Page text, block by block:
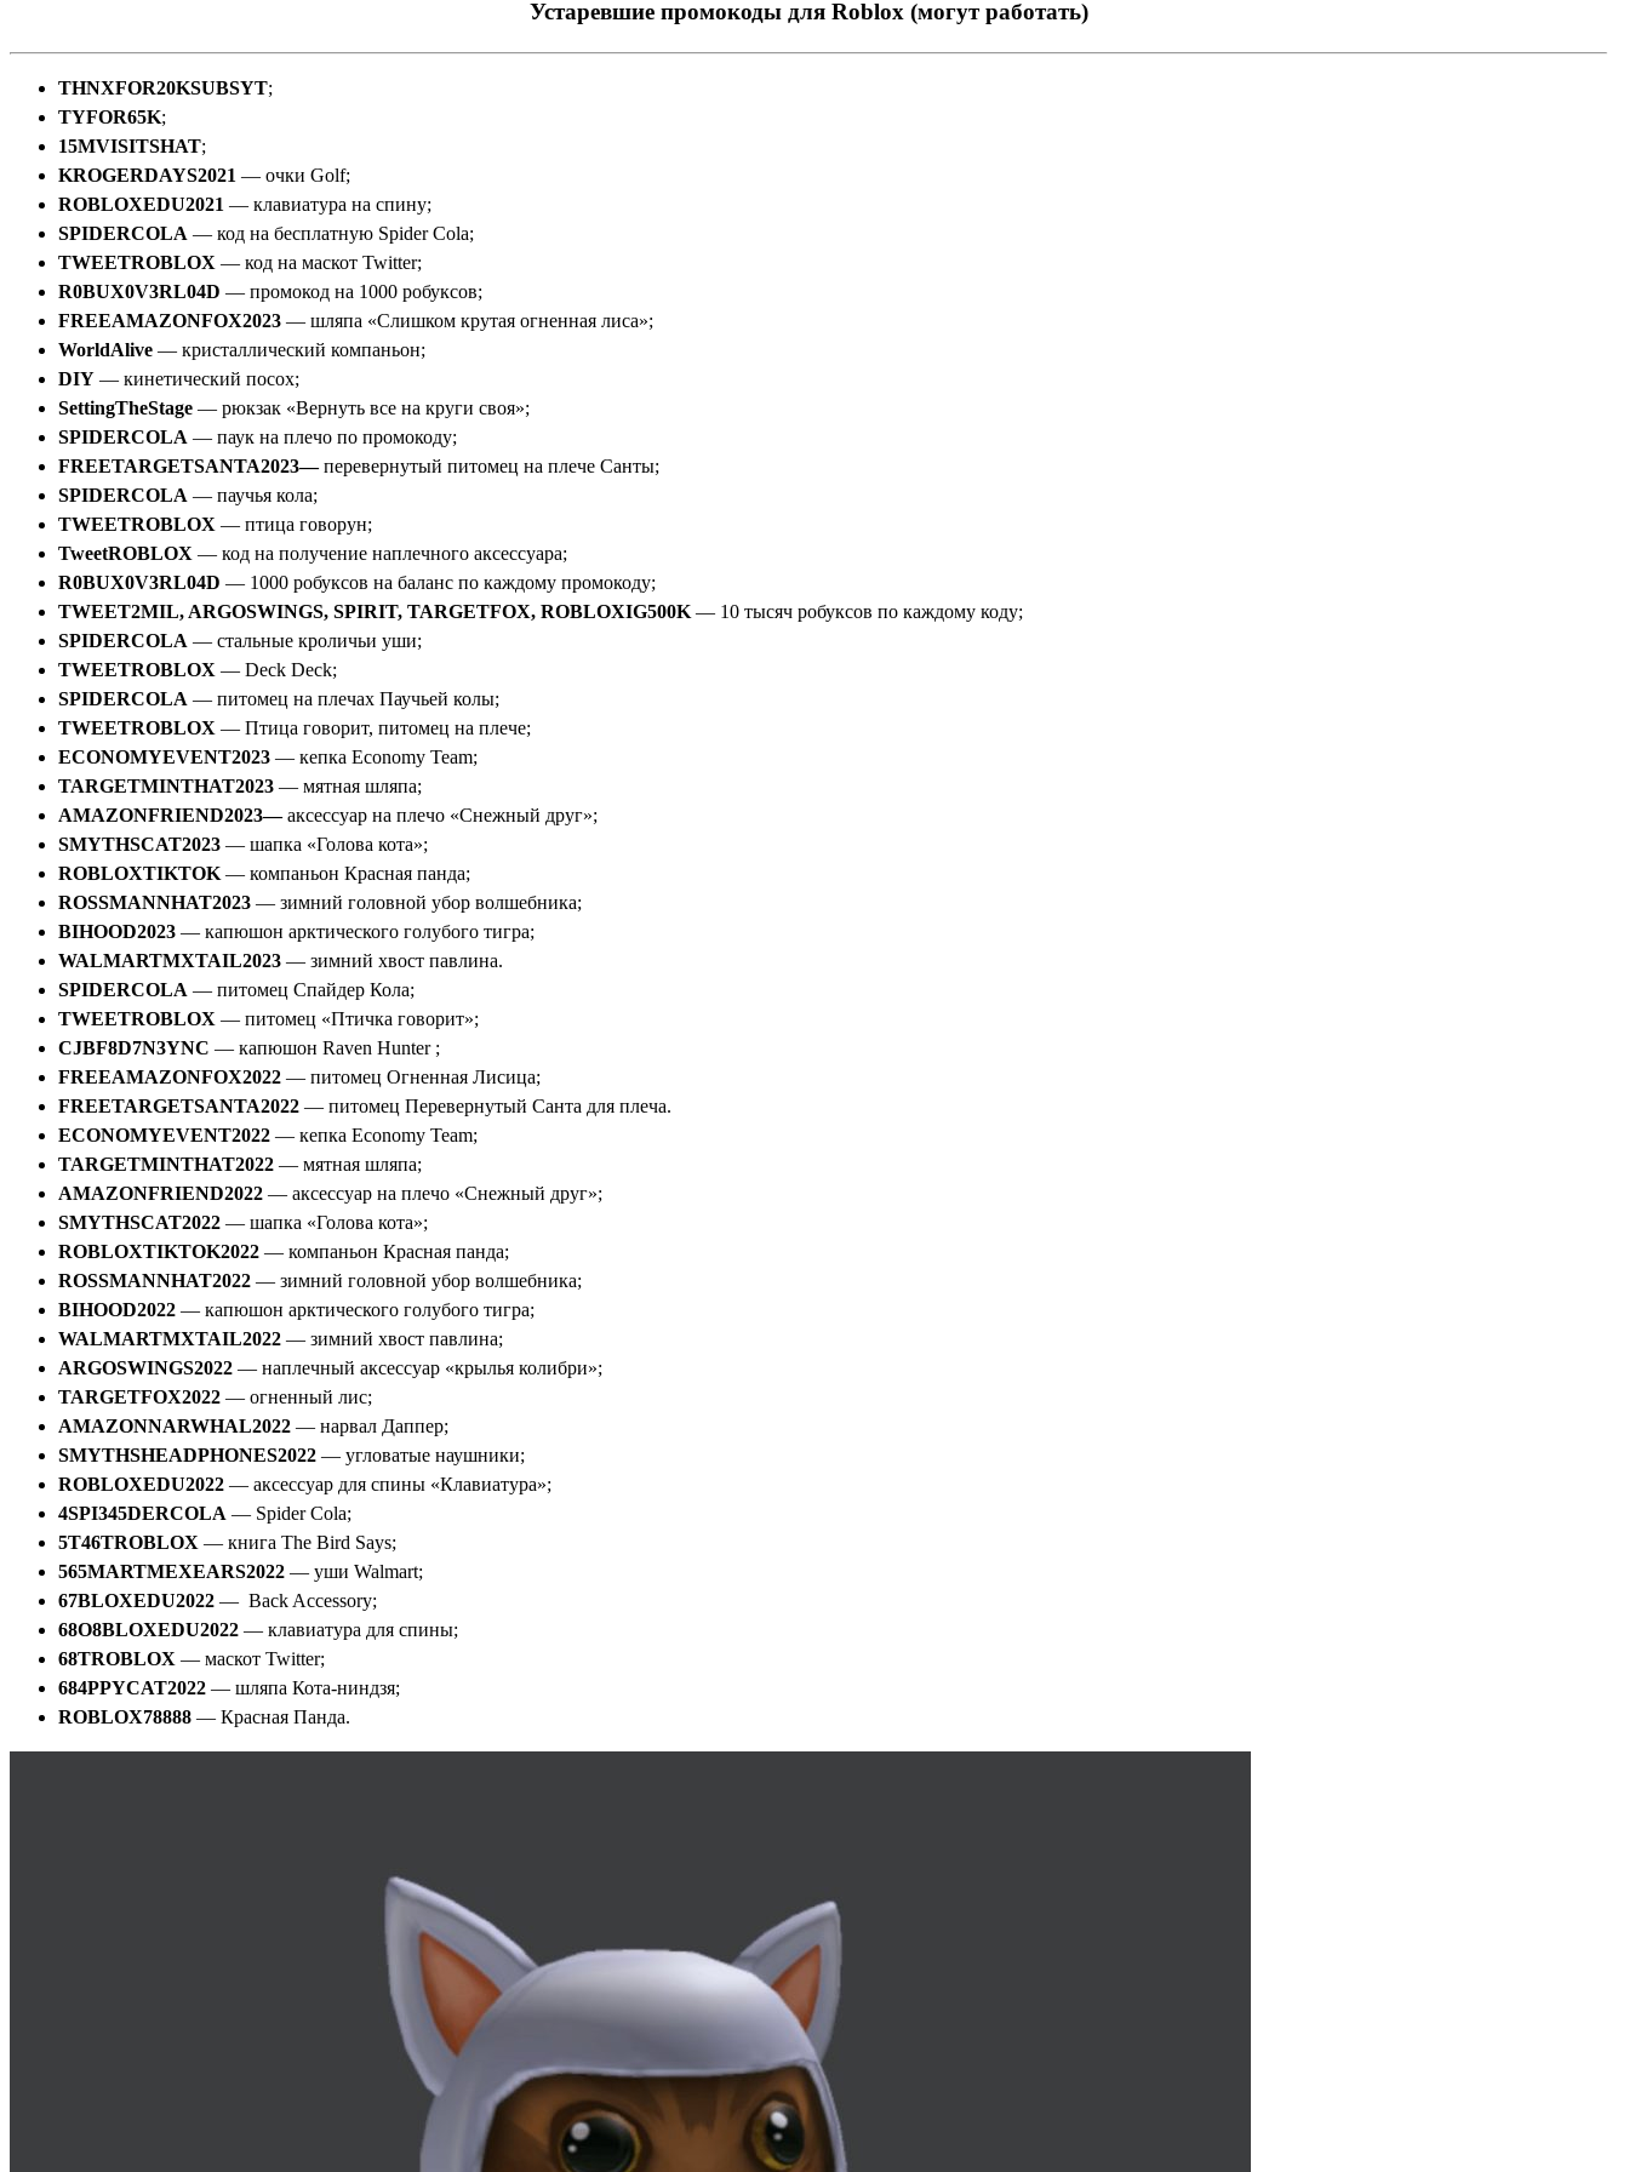
Устаревшие промокоды для Roblox (могут работать)
THNXFOR20KSUBSYT;
TYFOR65K;
15MVISITSHAT;
KROGERDAYS2021 — очки Golf;
ROBLOXEDU2021 — клавиатура на спину;
SPIDERCOLA — код на бесплатную Spider Cola;
TWEETROBLOX — код на маскот Twitter;
R0BUX0V3RL04D — промокод на 1000 робуксов;
FREEAMAZONFOX2023 — шляпа «Слишком крутая огненная лиса»;
WorldAlive — кристаллический компаньон;
DIY — кинетический посох;
SettingTheStage — рюкзак «Вернуть все на круги своя»;
SPIDERCOLA — паук на плечо по промокоду;
FREETARGETSANTA2023—перевернутый питомец на плече Санты;
SPIDERCOLA — паучья кола;
TWEETROBLOX — птица говорун;
TweetROBLOX — код на получение наплечного аксессуара;
R0BUX0V3RL04D — 1000 робуксов на баланс по каждому промокоду;
TWEET2MIL, ARGOSWINGS, SPIRIT, TARGETFOX, ROBLOXIG500K — 10 тысяч робуксов по каждому коду;
SPIDERCOLA — стальные кроличьи уши;
TWEETROBLOX — Deck Deck;
SPIDERCOLA — питомец на плечах Паучьей колы;
TWEETROBLOX — Птица говорит, питомец на плече;
ECONOMYEVENT2023 — кепка Economy Team;
TARGETMINTHAT2023 — мятная шляпа;
AMAZONFRIEND2023—аксессуар на плечо «Снежный друг»;
SMYTHSCAT2023 — шапка «Голова кота»;
ROBLOXTIKTOK — компаньон Красная панда;
ROSSMANNHAT2023 — зимний головной убор волшебника;
BIHOOD2023 — капюшон арктического голубого тигра;
WALMARTMXTAIL2023 — зимний хвост павлина.
SPIDERCOLA — питомец Спайдер Кола;
TWEETROBLOX — питомец «Птичка говорит»;
CJBF8D7N3YNC — капюшон Raven Hunter ;
FREEAMAZONFOX2022 — питомец Огненная Лисица;
FREETARGETSANTA2022 — питомец Перевернутый Санта для плеча.
ECONOMYEVENT2022 — кепка Economy Team;
TARGETMINTHAT2022 — мятная шляпа;
AMAZONFRIEND2022 — аксессуар на плечо «Снежный друг»;
SMYTHSCAT2022 — шапка «Голова кота»;
ROBLOXTIKTOK2022 — компаньон Красная панда;
ROSSMANNHAT2022 — зимний головной убор волшебника;
BIHOOD2022 — капюшон арктического голубого тигра;
WALMARTMXTAIL2022 — зимний хвост павлина;
ARGOSWINGS2022 — наплечный аксессуар «крылья колибри»;
TARGETFOX2022 — огненный лис;
AMAZONNARWHAL2022 — нарвал Даппер;
SMYTHSHEADPHONES2022 — угловатые наушники;
ROBLOXEDU2022 — аксессуар для спины «Клавиатура»;
4SPI345DERCOLA — Spider Cola;
5T46TROBLOX — книга The Bird Says;
565MARTMEXEARS2022 — уши Walmart;
67BLOXEDU2022 — Back Accessory;
68O8BLOXEDU2022 — клавиатура для спины;
68TROBLOX — маскот Twitter;
684PPYCAT2022 — шляпа Кота-ниндзя;
ROBLOX78888 — Красная Панда.